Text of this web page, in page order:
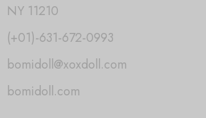
NY 11210
(+01)-631-672-0993
bomidoll@xoxdoll.com
bomidoll.com